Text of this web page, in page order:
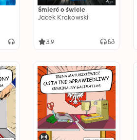
Śmierć o świcie
Jacek Krakowski
3.9